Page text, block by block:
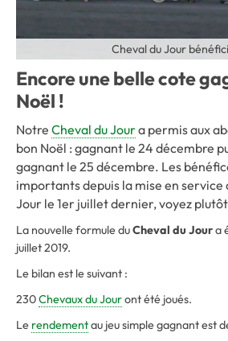
Cheval du Jour
Encore une belle cote
Noël !
Notre Cheval du Joura permis aux
bon Noël : gagnant le 24 décembre
gagnant le 25 décembre. Les
importants depuis la mise en service
Jour le 1er juillet dernier, voyez
La nouvelle formule duCheval du Joura
juillet 2019.
Le bilan est le suivant :
230Chevaux du Jouront été joués.
Le rendementau jeu simple gagnant est